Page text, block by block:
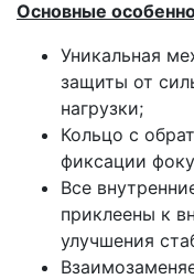
Основные
Уникальная
защиты от
нагрузки;
Кольцо с
фиксации
Все
приклеены к
улучшения